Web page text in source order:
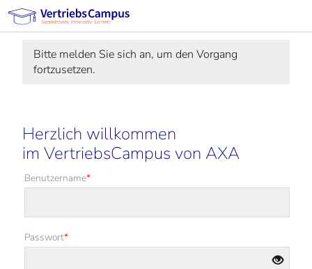
Bitte melden Sie sich an, um den Vorgang
fortzusetzen.
Herzlich willkommen
im VertriebsCampus von AXA
Benutzername*
Passwort*